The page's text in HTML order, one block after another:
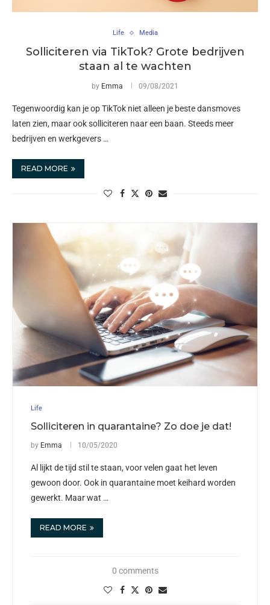
Life Media
Solliciteren via TikTok? Grote bedrijven
staan al te wachten
by Emma 09/08/2021
Tegenwoordig kan je op TikTok niet alleen je beste dansmoves
laten zien, maar ook solliciteren naar een baan. Steeds meer
bedrijven en werkgevers …
READ MORE
Life
Solliciteren in quarantaine? Zo doe je dat!
by Emma 10/05/2020
Al lijkt de tijd stil te staan, voor velen gaat het leven
gewoon door. Ook in quarantaine moet keihard worden
gewerkt. Maar wat …
READ MORE
0 comments